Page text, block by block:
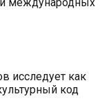
исследует как
код